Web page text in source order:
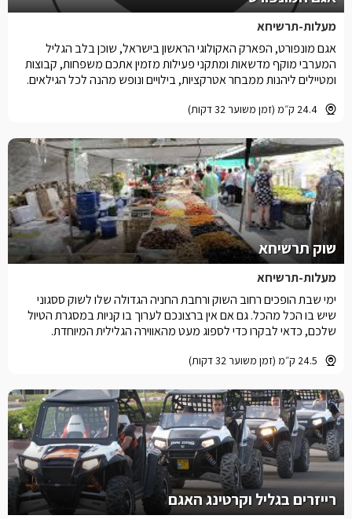
מעלות-תרשיחא
24.4 ק״מ (זמן משוער 32 דקות)
אגם מונפורט, הפארק האקולוגי הראשון בישראל, שוכן בלב הגליל
המערבי מוקף מדשאות ומתקני פעילות מזמין אתכם משפחות, קבוצות
ומטיילים ליהנות ממבחר אטרקציות, בילויים ונופש מהנה לכל הגילאים.
שוק תרשיחא
מעלות-תרשיחא
24.5 ק״מ (זמן משוער 32 דקות)
ימי שבת הופכים רחוב השוק ורחבת החניה הגדולה שלו לשוק ססגוני
שיש בו הכל מהכל. גם אם אין ברצונכם לערוך בו קניות במסגרת הטיול
שלכם, כדאי לבקרו כדי לספוג מעט מהאווירה הגלילית המיוחדת.
רייזרים בגליל וקרטינג האגם